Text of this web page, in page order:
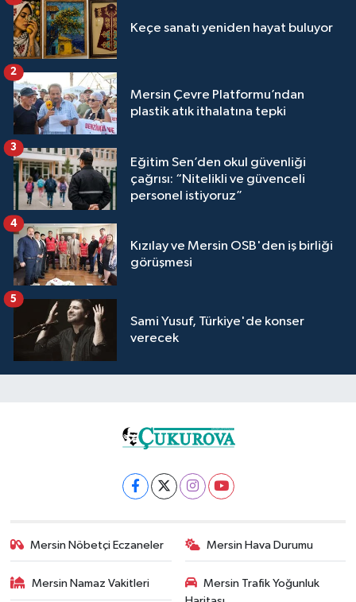
Keçe sanatı yeniden hayat buluyor
Mersin Çevre Platformu’ndan
plastik atık ithalatına tepki
2
Eğitim Sen’den okul güvenliği
çağrısı: “Nitelikli ve güvenceli
personel istiyoruz”
3
Kızılay ve Mersin OSB'den iş birliği
görüşmesi
4
Sami Yusuf, Türkiye'de konser
verecek
5
Mersin Nöbetçi Eczaneler Mersin Hava Durumu
Mersin Namaz Vakitleri
Mersin Trafik Yoğunluk